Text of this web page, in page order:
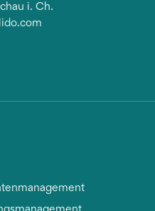
i. Ch.